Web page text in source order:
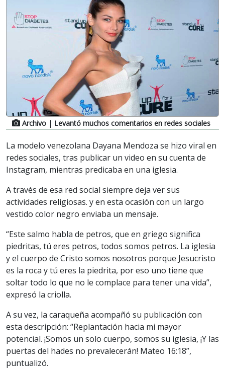
Archivo | Levantó muchos comentarios en redes sociales
La modelo venezolana Dayana Mendoza se hizo viral en
redes sociales, tras publicar un video en su cuenta de
Instagram, mientras predicaba en una iglesia.
A través de esa red social siempre deja ver sus
actividades religiosas. y en esta ocasión con un largo
vestido color negro enviaba un mensaje.
“Este salmo habla de petros, que en griego significa
piedritas, tú eres petros, todos somos petros. La iglesia
y el cuerpo de Cristo somos nosotros porque Jesucristo
es la roca y tú eres la piedrita, por eso uno tiene que
soltar todo lo que no le complace para tener una vida”,
expresó la criolla.
A su vez, la caraqueña acompañó su publicación con
esta descripción: “Replantación hacia mi mayor
potencial. ¡Somos un solo cuerpo, somos su iglesia, ¡Y las
puertas del hades no prevalecerán! Mateo 16:18”,
puntualizó.